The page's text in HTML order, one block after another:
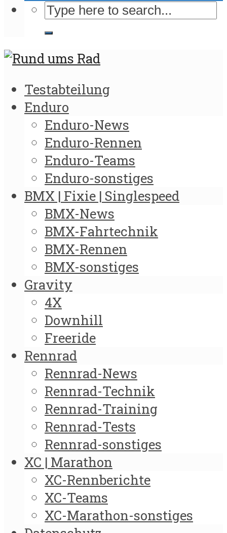
Testabteilung
Enduro
Enduro-News
Enduro-Rennen
Enduro-Teams
Enduro-sonstiges
BMX | Fixie | Singlespeed
BMX-News
BMX-Fahrtechnik
BMX-Rennen
BMX-sonstiges
Gravity
4X
Downhill
Freeride
Rennrad
Rennrad-News
Rennrad-Technik
Rennrad-Training
Rennrad-Tests
Rennrad-sonstiges
XC | Marathon
XC-Rennberichte
XC-Teams
XC-Marathon-sonstiges